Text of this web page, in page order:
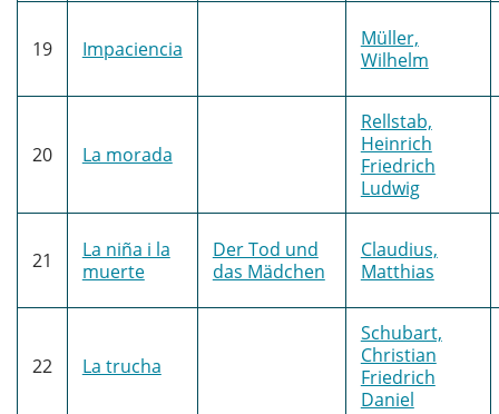
19 Impaciencia
Müller,
Wilhelm
20 La morada
Rellstab,
Heinrich
Friedrich
Ludwig
21
La niña i la
muerte
Der Tod und
das Mädchen
Claudius,
Matthias
22 La trucha
Schubart,
Christian
Friedrich
Daniel